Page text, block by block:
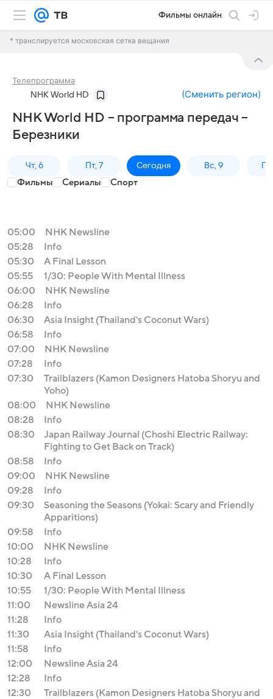
Фильмы онлайн
* транслируется московская сетка вещания
Телепрограмма
NHK World HD (Сменить регион)
NHK World HD – программа передач –
Березники
Чт, 6 Пт, 7 Сегодня Вс, 9
Фильмы Сериалы Спорт
05:00
NHK Newsline
05:28
Info
05:30
A Final Lesson
05:55
1/30: People With Mental Illness
06:00
NHK Newsline
06:28
Info
06:30
Asia Insight (Thailand's Coconut Wars)
06:58
Info
07:00
NHK Newsline
07:28
Info
07:30
Trailblazers (Kamon Designers Hatoba Shoryu and
Yoho)
08:00
NHK Newsline
08:28
Info
08:30
Japan Railway Journal (Choshi Electric Railway:
Fighting to Get Back on Track)
08:58
Info
09:00
NHK Newsline
09:28
Info
09:30
Seasoning the Seasons (Yokai: Scary and Friendly
Apparitions)
09:58
Info
10:00
NHK Newsline
10:28
Info
10:30
A Final Lesson
10:55
1/30: People With Mental Illness
11:00
Newsline Asia 24
11:28
Info
11:30
Asia Insight (Thailand's Coconut Wars)
11:58
Info
12:00
Newsline Asia 24
12:28
Info
12:30
Trailblazers (Kamon Designers Hatoba Shoryu and